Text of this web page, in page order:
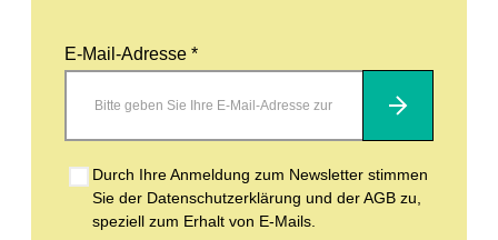
E-Mail-Adresse *
Abonnieren
Durch Ihre Anmeldung zum Newsletter stimmen
Sie der Datenschutzerklärung und der AGB zu,
speziell zum Erhalt von E-Mails.